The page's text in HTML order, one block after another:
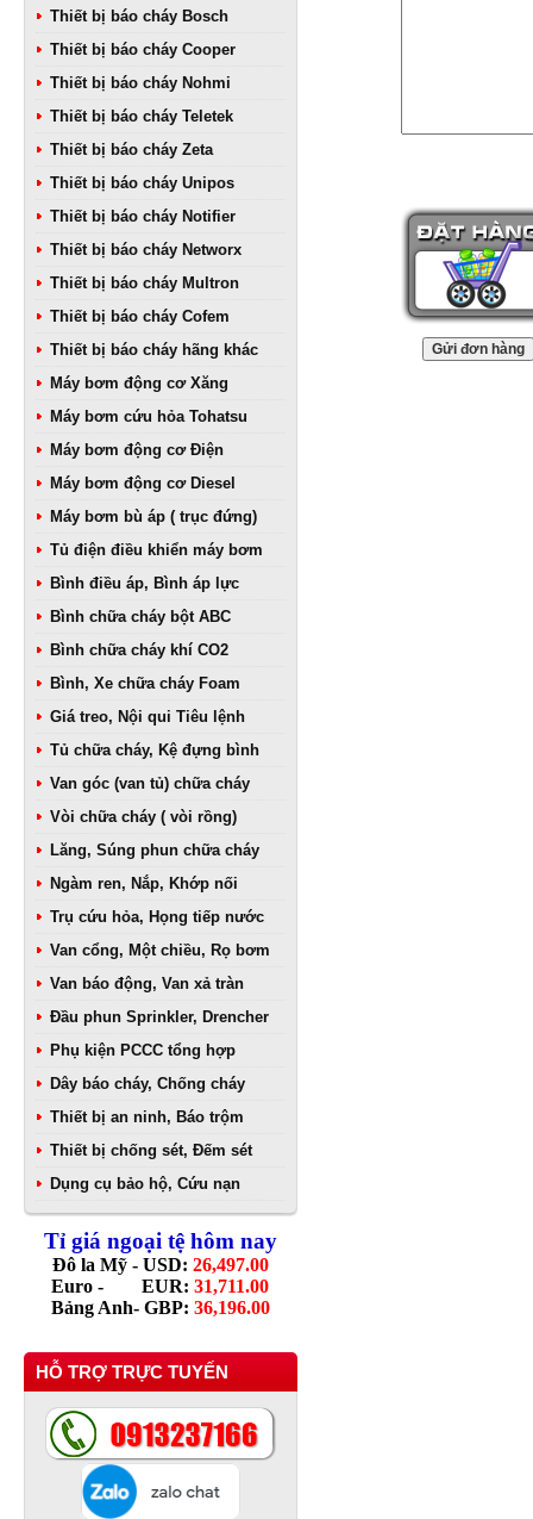
Thiết bị báo cháy Bosch
Thiết bị báo cháy Cooper
Thiết bị báo cháy Nohmi
Thiết bị báo cháy Teletek
Thiết bị báo cháy Zeta
Thiết bị báo cháy Unipos
Thiết bị báo cháy Notifier
Thiết bị báo cháy Networx
Thiết bị báo cháy Multron
Thiết bị báo cháy Cofem
Thiết bị báo cháy hãng khác
Máy bơm động cơ Xăng
Máy bơm cứu hỏa Tohatsu
Máy bơm động cơ Điện
Máy bơm động cơ Diesel
Máy bơm bù áp ( trục đứng)
Tủ điện điều khiển máy bơm
Bình điều áp, Bình áp lực
Bình chữa cháy bột ABC
Bình chữa cháy khí CO2
Bình, Xe chữa cháy Foam
Giá treo, Nội qui Tiêu lệnh
Tủ chữa cháy, Kệ đựng bình
Van góc (van tủ) chữa cháy
Vòi chữa cháy ( vòi rồng)
Lăng, Súng phun chữa cháy
Ngàm ren, Nắp, Khớp nối
Trụ cứu hỏa, Họng tiếp nước
Van cổng, Một chiều, Rọ bơm
Van báo động, Van xả tràn
Đầu phun Sprinkler, Drencher
Phụ kiện PCCC tổng hợp
Dây báo cháy, Chống cháy
Thiết bị an ninh, Báo trộm
Thiết bị chống sét, Đếm sét
Dụng cụ bảo hộ, Cứu nạn
Tỉ giá ngoại tệ hôm nay
Đô la Mỹ - USD: 26,497.00
Euro - EUR: 31,711.00
Bảng Anh- GBP: 36,196.00
HỖ TRỢ TRỰC TUYẾN